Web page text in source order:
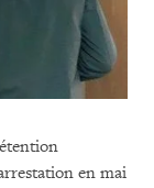
en mai